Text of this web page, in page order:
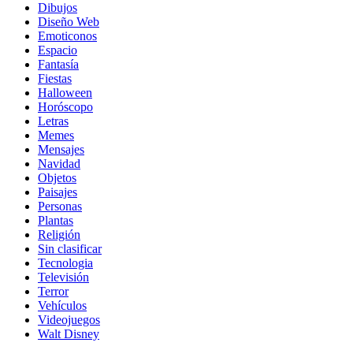
Dibujos
Diseño Web
Emoticonos
Espacio
Fantasía
Fiestas
Halloween
Horóscopo
Letras
Memes
Mensajes
Navidad
Objetos
Paisajes
Personas
Plantas
Religión
Sin clasificar
Tecnologia
Televisión
Terror
Vehículos
Videojuegos
Walt Disney